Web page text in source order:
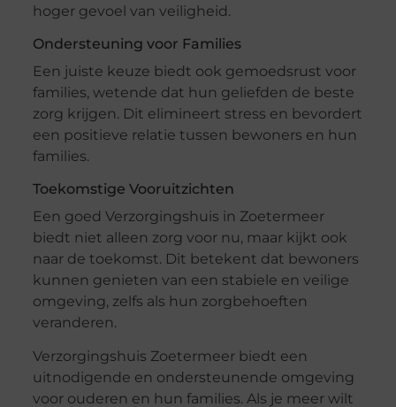
hoger gevoel van veiligheid.
Ondersteuning voor Families
Een juiste keuze biedt ook gemoedsrust voor
families, wetende dat hun geliefden de beste
zorg krijgen. Dit elimineert stress en bevordert
een positieve relatie tussen bewoners en hun
families.
Toekomstige Vooruitzichten
Een goed Verzorgingshuis in Zoetermeer
biedt niet alleen zorg voor nu, maar kijkt ook
naar de toekomst. Dit betekent dat bewoners
kunnen genieten van een stabiele en veilige
omgeving, zelfs als hun zorgbehoeften
veranderen.
Verzorgingshuis Zoetermeer biedt een
uitnodigende en ondersteunende omgeving
voor ouderen en hun families. Als je meer wilt